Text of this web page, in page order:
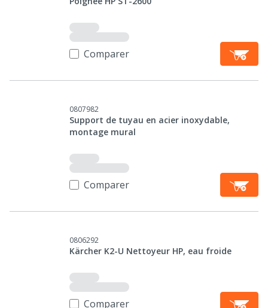
Comparer
0807982
Support de tuyau en acier inoxydable,
montage mural
Comparer
0806292
Kärcher K2-U Nettoyeur HP, eau froide
Comparer